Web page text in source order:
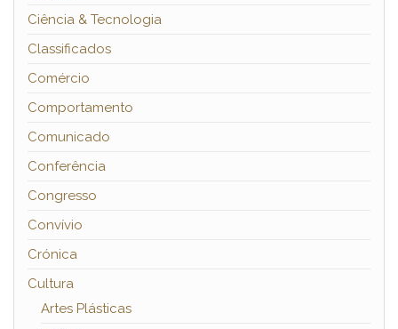
Ciência & Tecnologia
Classificados
Comércio
Comportamento
Comunicado
Conferência
Congresso
Convívio
Crónica
Cultura
Artes Plásticas